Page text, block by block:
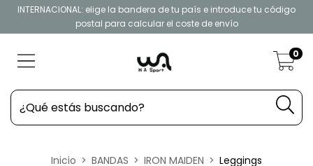
INTERNACIONAL: elige la bandera de tu país e introduce tu código
postal para calcular el coste de envío
0
Inicio > BANDAS > IRON MAIDEN > Leggings